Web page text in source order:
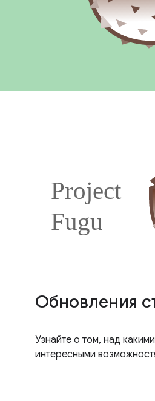
Обновления
Узнайте о том, над
интересными